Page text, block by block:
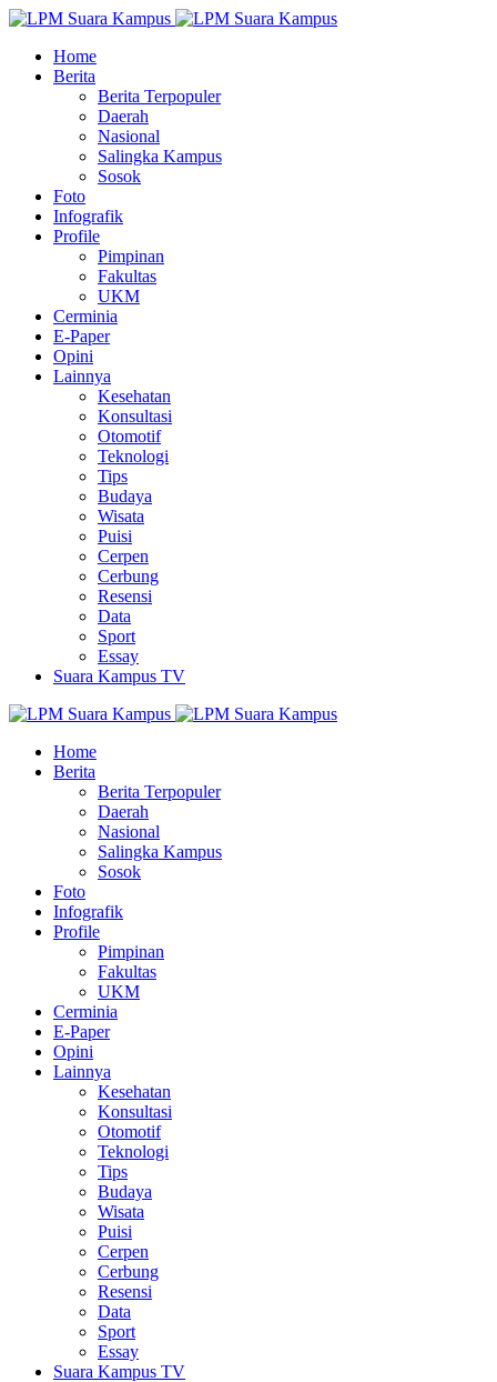
Home
Berita
Berita Terpopuler
Daerah
Nasional
Salingka Kampus
Sosok
Foto
Infografik
Profile
Pimpinan
Fakultas
UKM
Cerminia
E-Paper
Opini
Lainnya
Kesehatan
Konsultasi
Otomotif
Teknologi
Tips
Budaya
Wisata
Puisi
Cerpen
Cerbung
Resensi
Data
Sport
Essay
Suara Kampus TV
Home
Berita
Berita Terpopuler
Daerah
Nasional
Salingka Kampus
Sosok
Foto
Infografik
Profile
Pimpinan
Fakultas
UKM
Cerminia
E-Paper
Opini
Lainnya
Kesehatan
Konsultasi
Otomotif
Teknologi
Tips
Budaya
Wisata
Puisi
Cerpen
Cerbung
Resensi
Data
Sport
Essay
Suara Kampus TV